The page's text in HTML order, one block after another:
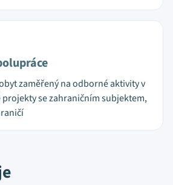
zaměřený na odborné aktivity v
se zahraničním subjektem,